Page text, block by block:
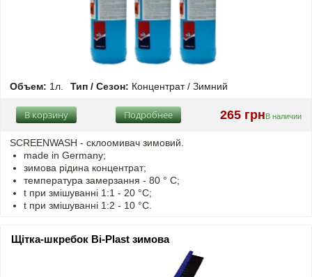
Объем: 1л. Тип / Сезон: Концентрат / Зимний
265 грн В наличии
Подробнее
В корзину
SCREENWASH - cклоомивач зимовий.
made in Germany;
зимова рідина концентрат;
температура замерзання - 80 ° C;
t при змішуванні 1:1 - 20 °C;
t при змішуванні 1:2 - 10 °C.
Щітка-шкребок Bi-Plast зимова